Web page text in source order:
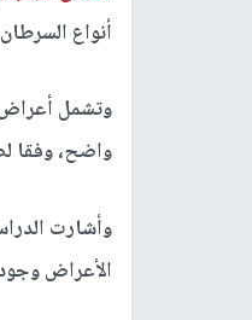
أنواع
وتشمل أعراض
واضح، وفقا
وأشارت
الأعراض